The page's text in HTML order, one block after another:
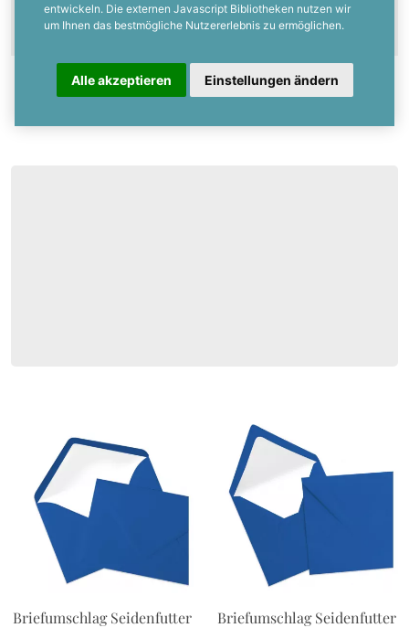
entwickeln. Die externen Javascript Bibliotheken nutzen wir
um Ihnen das bestmögliche Nutzererlebnis zu ermöglichen.
Alle akzeptieren Einstellungen ändern
Briefumschlag Seidenfutter
Briefumschlag Seidenfutter